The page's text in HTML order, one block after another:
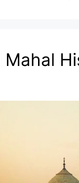
Mahal